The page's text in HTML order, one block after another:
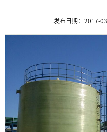
发布日期：2017-